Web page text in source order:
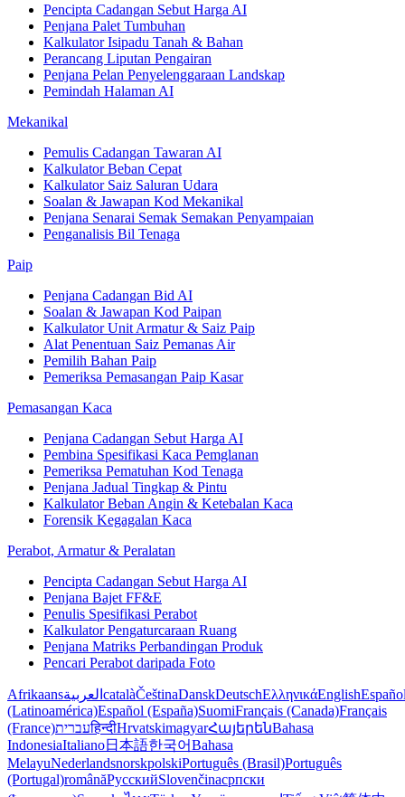
Pencipta Cadangan Sebut Harga AI
Penjana Palet Tumbuhan
Kalkulator Isipadu Tanah & Bahan
Perancang Liputan Pengairan
Penjana Pelan Penyelenggaraan Landskap
Pemindah Halaman AI
Mekanikal
Pemulis Cadangan Tawaran AI
Kalkulator Beban Cepat
Kalkulator Saiz Saluran Udara
Soalan & Jawapan Kod Mekanikal
Penjana Senarai Semak Semakan Penyampaian
Penganalisis Bil Tenaga
Paip
Penjana Cadangan Bid AI
Soalan & Jawapan Kod Paipan
Kalkulator Unit Armatur & Saiz Paip
Alat Penentuan Saiz Pemanas Air
Pemilih Bahan Paip
Pemeriksa Pemasangan Paip Kasar
Pemasangan Kaca
Penjana Cadangan Sebut Harga AI
Pembina Spesifikasi Kaca Pemglanan
Pemeriksa Pematuhan Kod Tenaga
Penjana Jadual Tingkap & Pintu
Kalkulator Beban Angin & Ketebalan Kaca
Forensik Kegagalan Kaca
Perabot, Armatur & Peralatan
Pencipta Cadangan Sebut Harga AI
Penjana Bajet FF&E
Penulis Spesifikasi Perabot
Kalkulator Pengaturcaraan Ruang
Penjana Matriks Perbandingan Produk
Pencari Perabot daripada Foto
Afrikaansالعربية catalàČeštinaDanskDeutschΕλληνικάEnglish
(Latinoamérica)Español (España)SuomiFrançais (Canada)Français
(France)עבריתहिन्दीHrvatskimagyarՀայերենBahasa
IndonesiaItaliano日本語한국어Bahasa
MelayuNederlandsnorskpolskiPortuguês (Brasil)Português
(Portugal)românăРусскийSlovenčinaсрпски